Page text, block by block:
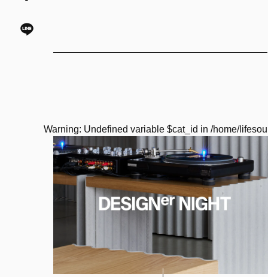
Warning: Undefined variable $cat_id in /home/